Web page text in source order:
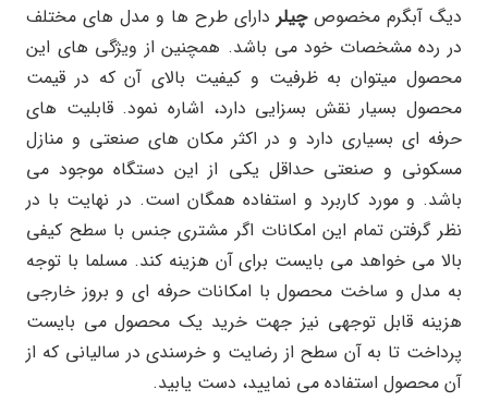
دیگ آبگرم مخصوصچیلر دارای طرح ها و مدل های مختلف
در رده مشخصات خود می باشد. همچنین از ویژگی های این
محصول میتوان به ظرفیت و کیفیت بالای آن که در قیمت
محصول بسیار نقش بسزایی دارد، اشاره نمود. قابلیت های
حرفه ای بسیاری دارد و در اکثر مکان های صنعتی و منازل
مسکونی و صنعتی حداقل یکی از این دستگاه موجود می
باشد. و مورد کاربرد و استفاده همگان است. در نهایت با در
نظر گرفتن تمام این امکانات اگر مشتری جنس با سطح کیفی
بالا می خواهد می بایست برای آن هزینه کند. مسلما با توجه
به مدل و ساخت محصول با امکانات حرفه ای و بروز خارجی
هزینه قابل توجهی نیز جهت خرید یک محصول می بایست
پرداخت تا به آن سطح از رضایت و خرسندی در سالیانی که از
آن محصول استفاده می نمایید، دست یابید.